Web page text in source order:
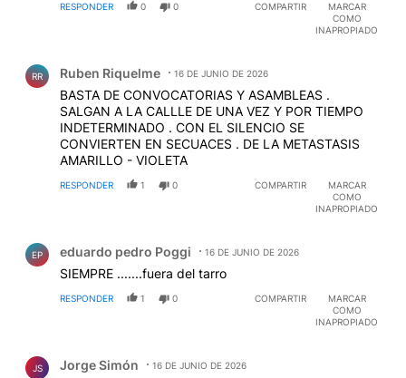
van de la mano de acciones claras y concretas, son
una burla para el sindicalismo nacional e internacional!
RESPONDER 0 0 COMPARTIR
MARCAR
COMO
INAPROPIADO
RR Ruben Riquelme 16 DE JUNIO DE 2026
BASTA DE CONVOCATORIAS Y ASAMBLEAS .
SALGAN A LA CALLLE DE UNA VEZ Y POR TIEMPO
INDETERMINADO . CON EL SILENCIO SE
CONVIERTEN EN SECUACES . DE LA METASTASIS
AMARILLO - VIOLETA
RESPONDER 1 0 COMPARTIR
MARCAR
COMO
INAPROPIADO
EP eduardo pedro Poggi 16 DE JUNIO DE 2026
SIEMPRE .......fuera del tarro
RESPONDER 1 0 COMPARTIR
MARCAR
COMO
INAPROPIADO
JS Jorge Simón 16 DE JUNIO DE 2026